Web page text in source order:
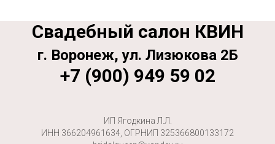
Свадебный салон КВИН
г. Воронеж, ул. Лизюкова 2Б
+7 (900) 949 59 02
ИП Ягодкина Л.Л.
ИНН 366204961634, ОГРНИП 325366800133172